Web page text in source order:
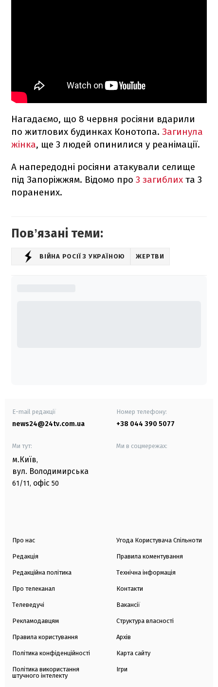
Нагадаємо, що 8 червня росіяни вдарили
по житлових будинках Конотопа. Загинула
жінка, ще 3 людей опинилися у реанімації.
А напередодні росіяни атакували селище
під Запоріжжям. Відомо про 3 загиблих та 3
поранених.
Повʼязані теми:
ВІЙНА РОСІЇ З УКРАЇНОЮ ЖЕРТВИ
E-mail редакції
news24@24tv.com.ua
Номер телефону:
+38 044 390 5077
Ми тут:
м.Київ,
вул. Володимирська
61/11, офіс 50
Ми в соцмережах:
Про нас
Редакція
Редакційна політика
Про телеканал
Телеведучі
Рекламодавцям
Правила користування
Політика конфіденційності
Політика використання
штучного інтелекту
Угода Користувача Спільноти
Правила коментування
Технічна інформація
Контакти
Вакансії
Структура власності
Архів
Карта сайту
Ігри